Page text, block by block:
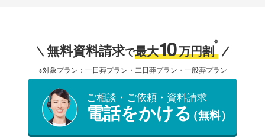
無料資料請求で最大10万円割
※
※対象プラン：一日葬プラン・二日葬プラン・一般葬プラン
ご相談・ご依頼・資料請求
電話をかける（無料）